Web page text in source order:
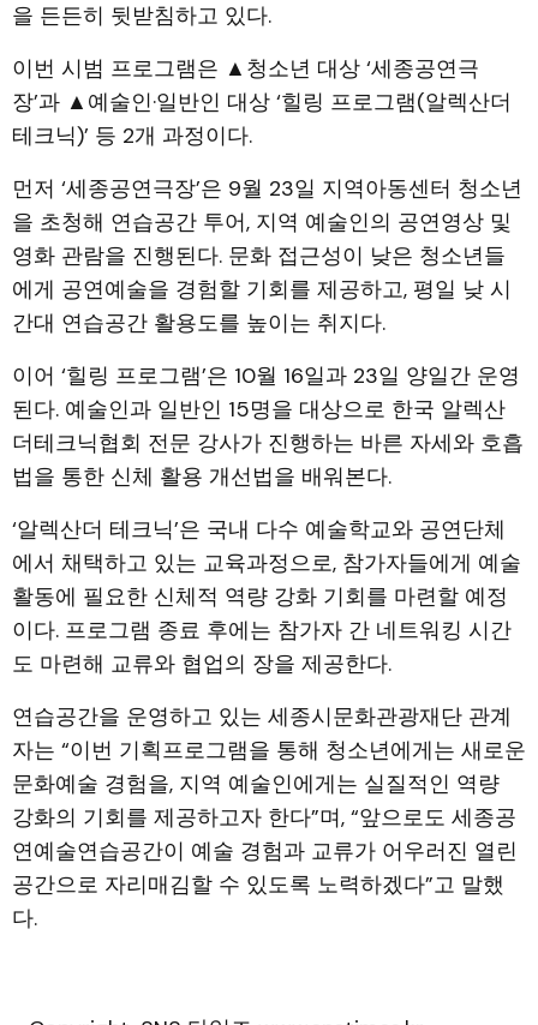
을 든든히 뒷받침하고 있다.
이번 시범 프로그램은 ▲청소년 대상 ‘세종공연극
장’과 ▲예술인·일반인 대상 ‘힐링 프로그램(알렉산더
테크닉)’ 등 2개 과정이다.
먼저 ‘세종공연극장’은 9월 23일 지역아동센터 청소년
을 초청해 연습공간 투어, 지역 예술인의 공연영상 및
영화 관람을 진행된다. 문화 접근성이 낮은 청소년들
에게 공연예술을 경험할 기회를 제공하고, 평일 낮 시
간대 연습공간 활용도를 높이는 취지다.
이어 ‘힐링 프로그램’은 10월 16일과 23일 양일간 운영
된다. 예술인과 일반인 15명을 대상으로 한국 알렉산
더테크닉협회 전문 강사가 진행하는 바른 자세와 호흡
법을 통한 신체 활용 개선법을 배워본다.
‘알렉산더 테크닉’은 국내 다수 예술학교와 공연단체
에서 채택하고 있는 교육과정으로, 참가자들에게 예술
활동에 필요한 신체적 역량 강화 기회를 마련할 예정
이다. 프로그램 종료 후에는 참가자 간 네트워킹 시간
도 마련해 교류와 협업의 장을 제공한다.
연습공간을 운영하고 있는 세종시문화관광재단 관계
자는 “이번 기획프로그램을 통해 청소년에게는 새로운
문화예술 경험을, 지역 예술인에게는 실질적인 역량
강화의 기회를 제공하고자 한다”며, “앞으로도 세종공
연예술연습공간이 예술 경험과 교류가 어우러진 열린
공간으로 자리매김할 수 있도록 노력하겠다”고 말했
다.